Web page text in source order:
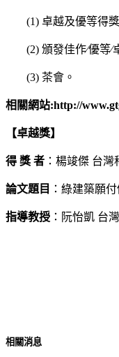
(1) 卓越及優等得
(2) 頒發佳作∕優等
(3) 茶會。
相關網站:http://
【卓越獎】
得 獎 者 ：楊竣傑 台
論文題目 ：綠建築願
指導教授 ：阮怡凱 台
相關消息